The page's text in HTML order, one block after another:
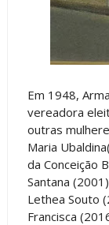
Em 1948,
vereadora
outras
Maria
da Conceição
Santana
Lethea Souto
Francisca